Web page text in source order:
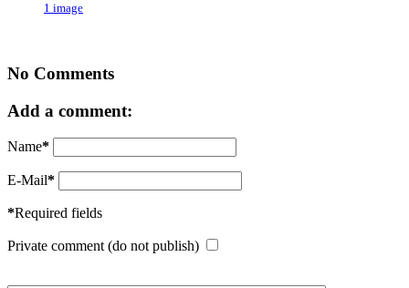
1 image
No Comments
Add a comment:
Name*
E-Mail*
*Required fields
Private comment (do not publish)